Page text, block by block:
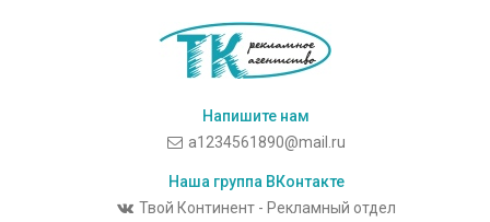
Напишите нам
a1234561890@mail.ru
Наша группа ВКонтакте
Твой Континент - Рекламный отдел